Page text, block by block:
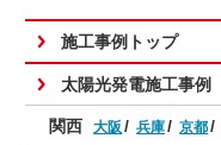
施工事例トップ
太陽光発電施工事例
関西 大阪 兵庫 京都